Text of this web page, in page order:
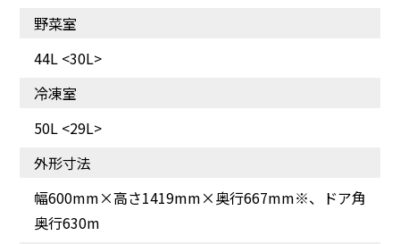
野菜室
44L <30L>
冷凍室
50L <29L>
外形寸法
幅600mm×高さ1419mm×奥行667mm※、ドア角
奥行630m